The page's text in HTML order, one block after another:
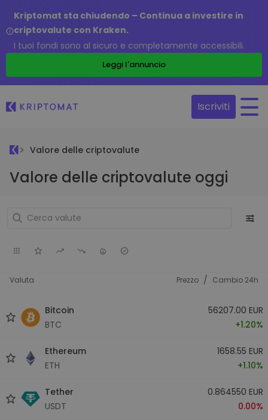
Kriptomat sta chiudendo – Continua a investire in
criptovalute con Kraken.
I tuoi fondi sono al sicuro e completamente accessibili.
Leggi l'annuncio
Iscriviti
Valore delle criptovalute
Valore delle criptovalute oggi
Valuta Prezzo / Cambio 24h
Bitcoin
BTC
56207.00 EUR
+1.20%
Ethereum
ETH
1658.55 EUR
+1.10%
Tether
USDT
0.864550 EUR
0.00%